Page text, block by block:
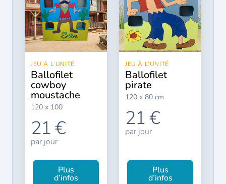
JEU À L’UNITÉ
ballofilet
cowboy
moustache
120 x 100
21 €
par jour
Plus
d’infos
JEU À L’UNITÉ
ballofilet
pirate
120 x 80 cm
21 €
par jour
Plus
d’infos